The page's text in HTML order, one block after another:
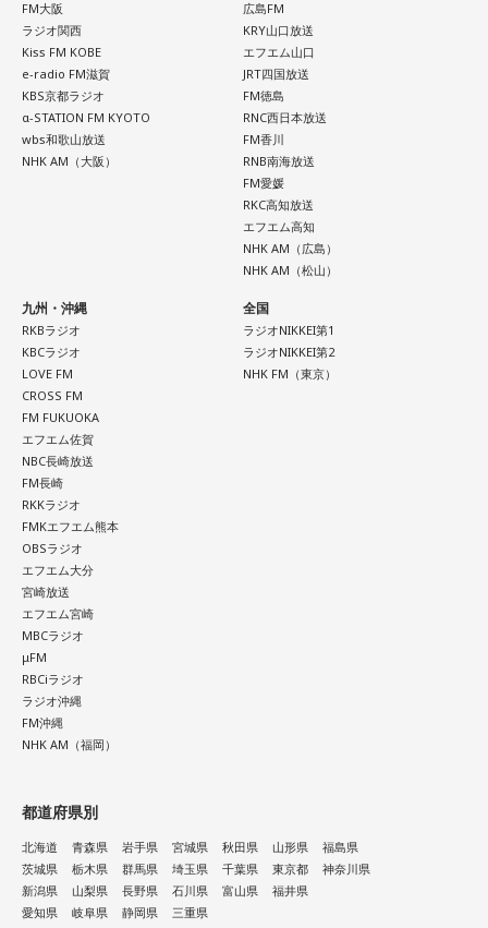
◆ゆとりくんの「HR」への熱い思い「復刊させたい」
番組後半の「Chapter #0 LIBRARY」では、ゲストが人生の背
中を押してくれた作品を紹介します。ゆとりくんが選んだの
は、ティーン向けファッション誌「HR」でした。「買収して
復刊させたい（笑）」と本気とも冗談とも取れる夢を語りま
す。きゃりーも「この前、代官山蔦屋で『FRUiTS』展をやっ
ていたから、『HR』もまた再燃してほしいですね」と共感。
さらにSNS時代との違いについて、「今はインスタやXで私生
活が分かっちゃうけど、あの頃は分からなかった」と振り返
出話でも大盛り上がり。ゆとりくんも「スマホやめよう
（笑）」「ガラケーに戻そう（笑）」と笑い合いながら、便
利になった現代だからこそ失われたワクワク感について語り
合いました。
最後に、きゃりーは「めちゃくちゃ面白い人ですね、びっく
りしました。レイジくんにLINEします（笑）」とゆとりくん
との対談を振り返り、2週にわたるゲスト出演を締めくくりま
した。
----------------------------------------------------
この日の放送をradikoタイムフリーで聴く
※放送エリア外の方は、プレミアム会員の登録でご利用いた
だけます。
----------------------------------------------------
＜番組概要＞
番組名：CHINTAI presents きゃりーぱみゅぱみゅ Chapter
#0 ～Touch Your Heart～
番組Webサイト：
番組公式X：
@ChapterZero_JFN
◆ムーミンが教えてくれる多様性
続いて、森下さんが長年研究を続けるムーミンについて話を
聞きました。フィンランドの人々にとってのムーミンについ
て、森下さんは、「近年では文化的、精神的なバックボーン
のような存在になっています。ムーミンの言葉に支えられた
り、励まされている人たちが増えている印象です」と紹介し
現在ではフィンランドを代表する作品として知られるムーミ
ンですが、原作は1945年に発表されたものの、作者トーベ・
ヤンソンがスウェーデン語系フィンランド人だったこともあ
り、当初は国内で広く親しまれていたわけではありませんで
した。森下さんは、1990年に日本で制作されたアニメーショ
ンがきっかけとなり、フィンランドでも国民的な存在になっ
たと説明しました。
ムーミン作品の魅力については、「一人ひとりの個性が際立
っている」と語ります。「みんな変わっているのに、嫌な奴
が1人もいないんですよ」と表現し、多様な個性をそのまま受
け入れる世界観が作品の大きな魅力だと話しました。
自身がムーミンに惹かれた理由は、「好きに読みなさい。あ
なたの自由に」という作品の姿勢でした。作者の意図を押し
付けず、読み手に委ねる世界観に魅了され、フィンランドへ
の興味を深めたと振り返ります。現地で暮らすなかでも、
人々は周囲の目を気にし過ぎず、自分らしく生きていると感
じ、「いい大人にならないといけない」という自身の思い込
みが外れたと語りました。
番組のテーマである「手紙」にちなみ、森下さんは、美しい
ます。トーベ・ヤンソンが夏を過ごした群島で、海を眺めな
ると語ってくれました。
最後に森下さんは、「今、想いを伝えたい方」として、大好
FM大阪
ラジオ関西
Kiss FM KOBE
e-radio FM滋賀
KBS京都ラジオ
α-STATION FM KYOTO
wbs和歌山放送
NHK AM（大阪）
広島FM
KRY山口放送
エフエム山口
JRT四国放送
FM徳島
RNC西日本放送
FM香川
RNB南海放送
FM愛媛
RKC高知放送
エフエム高知
NHK AM（広島）
NHK AM（松山）
九州・沖縄
RKBラジオ
KBCラジオ
LOVE FM
CROSS FM
FM FUKUOKA
エフエム佐賀
NBC長崎放送
FM長崎
RKKラジオ
FMKエフエム熊本
OBSラジオ
エフエム大分
宮崎放送
エフエム宮崎
MBCラジオ
μFM
RBCiラジオ
ラジオ沖縄
FM沖縄
NHK AM（福岡）
全国
ラジオNIKKEI第1
ラジオNIKKEI第2
NHK FM（東京）
都道府県別
北海道 青森県 岩手県 宮城県 秋田県 山形県
福島県
茨城県
栃木県 群馬県 埼玉県 千葉県 東京都
神奈川県
新潟県
山梨県 長野県 石川県 富山県
福井県
愛知県
岐阜県 静岡県
三重県